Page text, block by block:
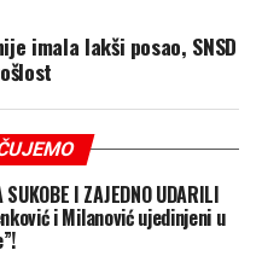
imala lakši posao, SNSD
I ZAJEDNO UDARILI
i Milanović ujedinjeni u